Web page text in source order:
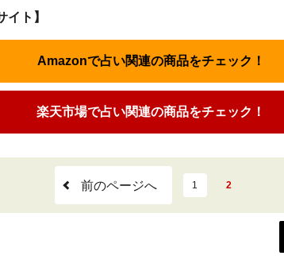
イト】
Amazonで占い関連の商品をチェック！
楽天市場で占い関連の商品をチェック！
前のページへ 1 2